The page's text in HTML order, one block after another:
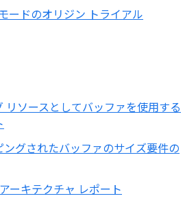
ードのオリジン トライアル
リソースとしてバッファを使用する
グされたバッファのサイズ要件の
ーキテクチャ レポート